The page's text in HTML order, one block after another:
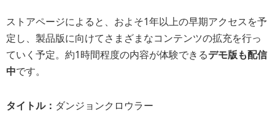
ストアページによると、およそ1年以上の早期アクセスを予
定し、製品版に向けてさまざまなコンテンツの拡充を行っ
ていく予定。約1時間程度の内容が体験できるデモ版も配信
中です。
タイトル： ダンジョンクロウラー